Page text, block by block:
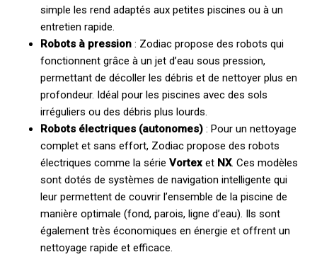
simple les rend adaptés aux petites piscines ou à un
entretien rapide.
Robots à pression: Zodiac propose des robots qui
fonctionnent grâce à un jet d’eau sous pression,
permettant de décoller les débris et de nettoyer plus en
profondeur. Idéal pour les piscines avec des sols
irréguliers ou des débris plus lourds.
Robots électriques (autonomes): Pour un nettoyage
complet et sans effort, Zodiac propose des robots
électriques comme la série Vortexet NX. Ces modèles
sont dotés de systèmes de navigation intelligente qui
leur permettent de couvrir l’ensemble de la piscine de
manière optimale (fond, parois, ligne d’eau). Ils sont
également très économiques en énergie et offrent un
nettoyage rapide et efficace.